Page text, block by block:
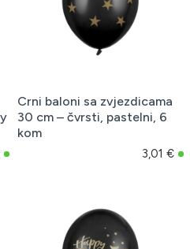
Crni baloni sa zvjezdicama
30 cm – čvrsti, pastelni, 6
kom
3,01 €